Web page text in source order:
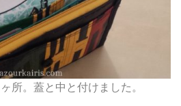
所。蓋と中と付けました。